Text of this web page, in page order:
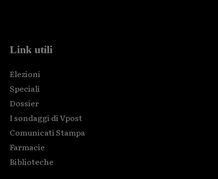
Link utili
Elezioni
Speciali
Dossier
I sondaggi di Vpost
Comunicati Stampa
Farmacie
Biblioteche